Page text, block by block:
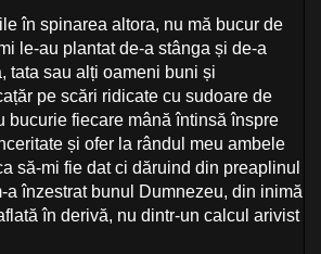
în spinarea altora, nu mă bucur de
le-au plantat de-a stânga și de-a
tata sau alți oameni buni și
pe scări ridicate cu sudoare de
bucurie fiecare mână întinsă înspre
și ofer la rândul meu ambele
să-mi fie dat ci dăruind din preaplinul
a înzestrat bunul Dumnezeu, din inimă
în derivă, nu dintr-un calcul arivist